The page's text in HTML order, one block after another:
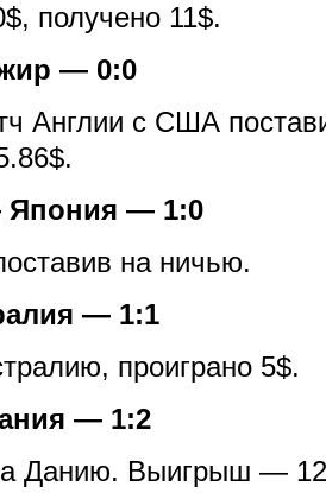
получено 11$.
— 0:0
Англии с США
Япония — 1:0
на ничью.
— 1:1
проиграно 5$.
— 1:2
Данию. Выигрыш —